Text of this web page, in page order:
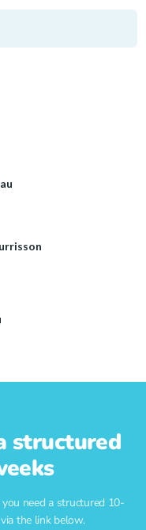
structured
need a structured 10-
the link below.